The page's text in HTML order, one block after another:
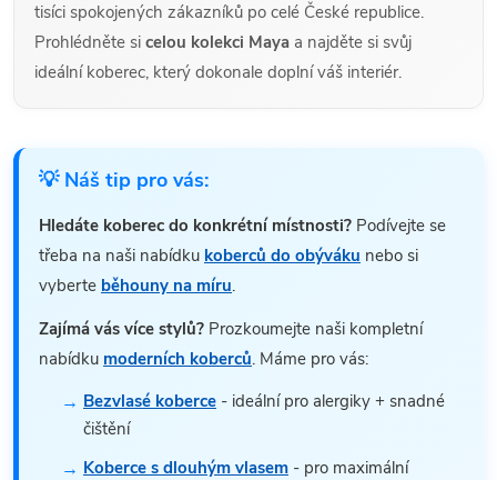
tisíci spokojených zákazníků po celé České republice.
Prohlédněte si celou kolekci Maya a najděte si svůj
ideální koberec, který dokonale doplní váš interiér.
💡 Náš tip pro vás:
Hledáte koberec do konkrétní místnosti? Podívejte se
třeba na naši nabídku koberců do obýváku nebo si
vyberte běhouny na míru.
Zajímá vás více stylů? Prozkoumejte naši kompletní
nabídku moderních koberců. Máme pro vás:
Bezvlasé koberce - ideální pro alergiky + snadné
čištění
Koberce s dlouhým vlasem - pro maximální